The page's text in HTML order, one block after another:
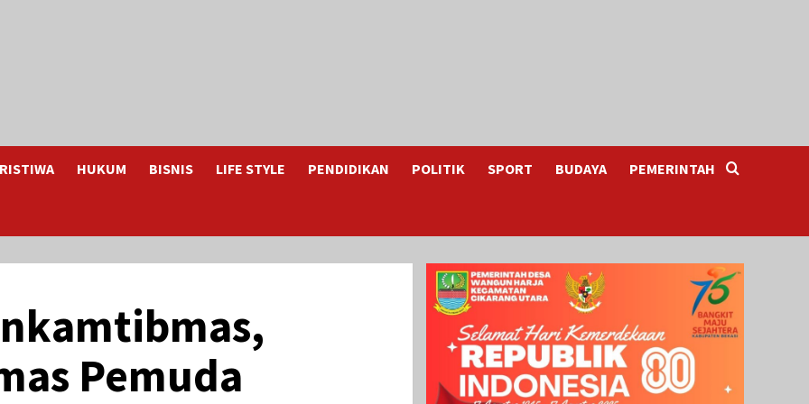
HUKUM BISNIS LIFE STYLE PENDIDIKAN POLITIK SPORT BUDAYA PEMERINTAH
Pemuda